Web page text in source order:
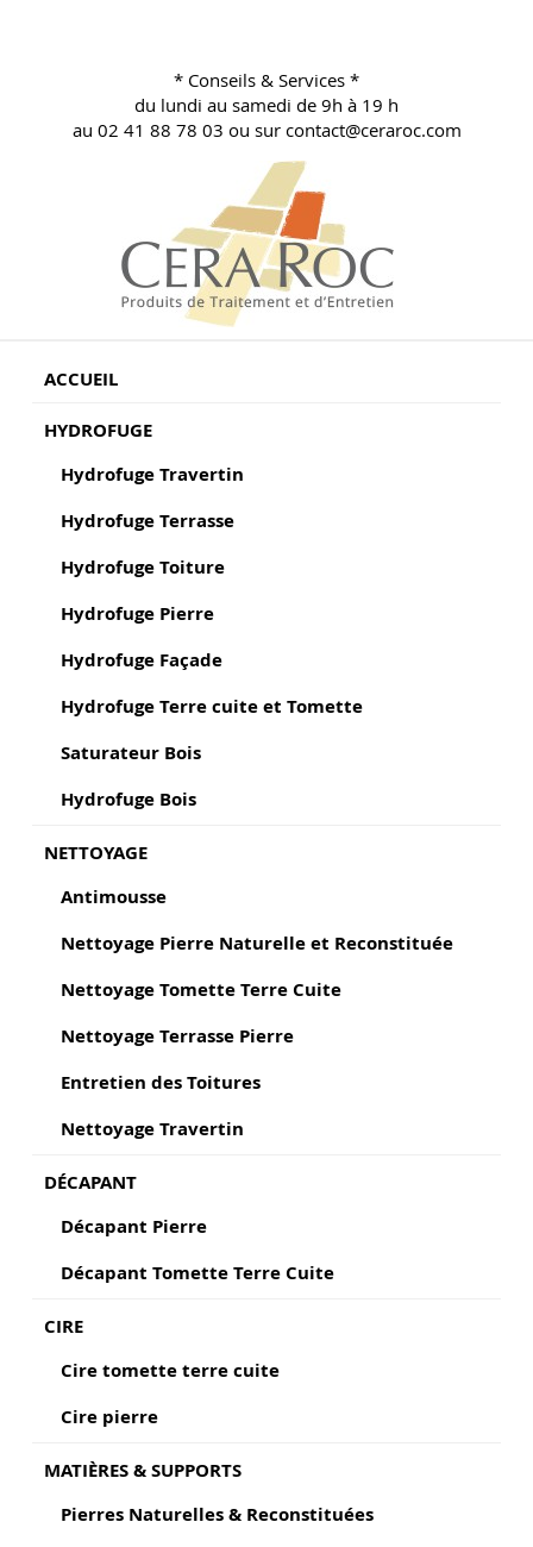
* Conseils & Services *
du lundi au samedi de 9h à 19 h
au 02 41 88 78 03 ou sur contact@ceraroc.com
ACCUEIL
HYDROFUGE
Hydrofuge Travertin
Hydrofuge Terrasse
Hydrofuge Toiture
Hydrofuge Pierre
Hydrofuge Façade
Hydrofuge Terre cuite et Tomette
Saturateur Bois
Hydrofuge Bois
NETTOYAGE
Antimousse
Nettoyage Pierre Naturelle et Reconstituée
Nettoyage Tomette Terre Cuite
Nettoyage Terrasse Pierre
Entretien des Toitures
Nettoyage Travertin
DÉCAPANT
Décapant Pierre
Décapant Tomette Terre Cuite
CIRE
Cire tomette terre cuite
Cire pierre
MATIÈRES & SUPPORTS
Pierres Naturelles & Reconstituées